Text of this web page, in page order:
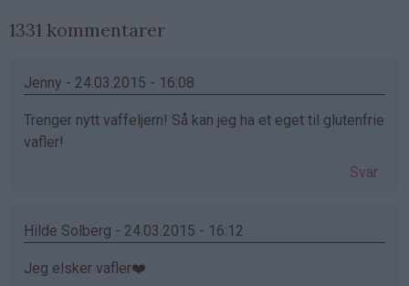
1331 kommentarer
Jenny - 24.03.2015 - 16:08
Trenger nytt vaffeljern! Så kan jeg ha et eget til glutenfrie
vafler!
Svar
Hilde Solberg - 24.03.2015 - 16:12
Jeg elsker vafler❤️